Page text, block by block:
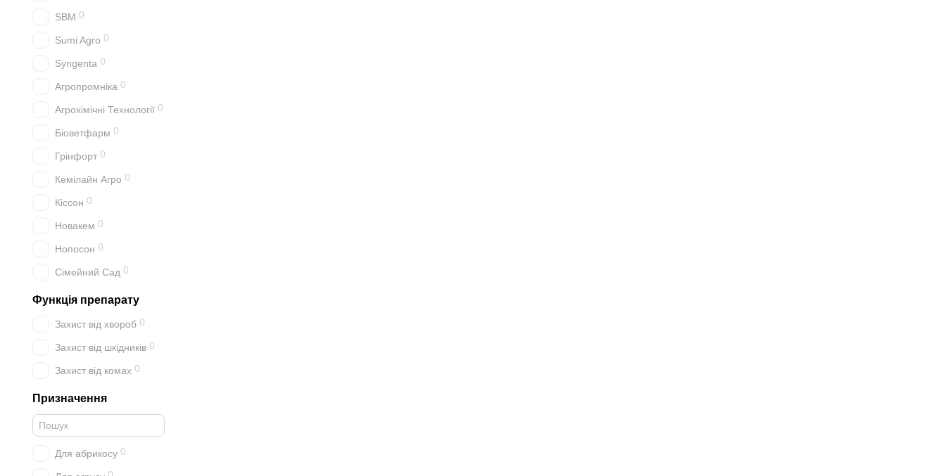
SBM 0
Sumi Agro 0
Syngenta 0
Агропромніка 0
Агрохімічні Технології 0
Біоветфарм 0
Грінфорт 0
Кемілайн Агро 0
Кіссон 0
Новакем 0
Нопосон 0
Сімейний Сад 0
Функція препарату
Захист від хвороб 0
Захист від шкідників 0
Захист від комах 0
Призначення
Для абрикосу 0